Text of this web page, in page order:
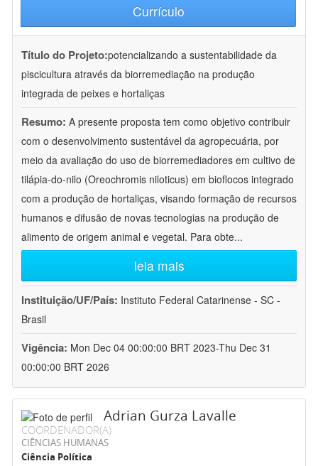
Currículo
Título do Projeto:potencializando a sustentabilidade da
piscicultura através da biorremediação na produção
integrada de peixes e hortaliças
Resumo: A presente proposta tem como objetivo contribuir
com o desenvolvimento sustentável da agropecuária, por
meio da avaliação do uso de biorremediadores em cultivo de
tilápia-do-nilo (Oreochromis niloticus) em bioflocos integrado
com a produção de hortaliças, visando formação de recursos
humanos e difusão de novas tecnologias na produção de
alimento de origem animal e vegetal. Para obte...
leia mais
Instituição/UF/País: Instituto Federal Catarinense - SC -
Brasil
Vigência: Mon Dec 04 00:00:00 BRT 2023-Thu Dec 31
00:00:00 BRT 2026
Adrian Gurza Lavalle
COORDENADOR(A)
CIÊNCIAS HUMANAS
Ciência Política